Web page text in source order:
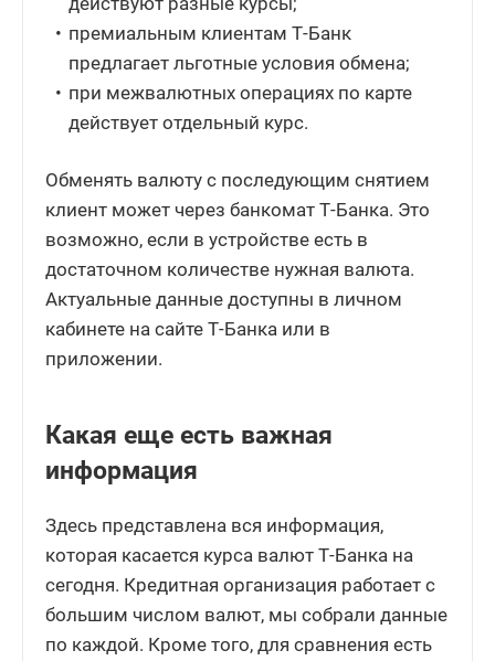
премиальным клиентам Т-Банк
предлагает льготные условия обмена;
при межвалютных операциях по карте
действует отдельный курс.
Обменять валюту с последующим снятием
клиент может через банкомат Т-Банка. Это
возможно, если в устройстве есть в
достаточном количестве нужная валюта.
Актуальные данные доступны в личном
кабинете на сайте Т-Банка или в
приложении.
Какая еще есть важная
информация
Здесь представлена вся информация,
которая касается курса валют Т-Банка на
сегодня. Кредитная организация работает с
большим числом валют, мы собрали данные
по каждой. Кроме того, для сравнения есть